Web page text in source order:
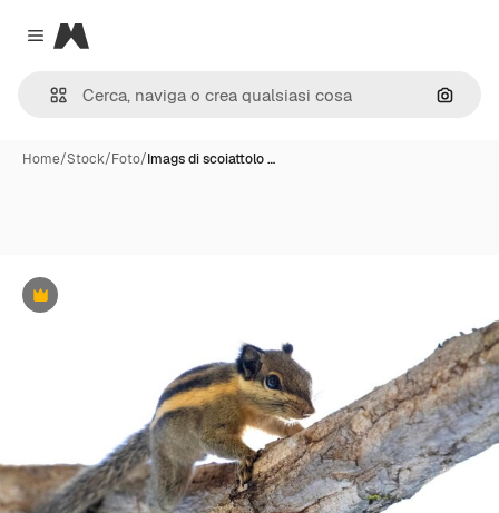
Close menu
Magnific
Cerca
Home/Stock/Foto/Imags di scoiattolo …
Premium